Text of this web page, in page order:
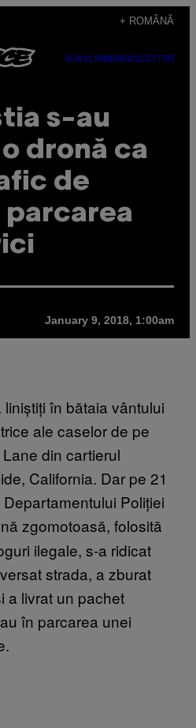
+ ROMÂNĂ
SUBSCRIBENEWSLETTER
s-au
dronă ca
de
January 9, 2018, 1:00am
în bătaia vântului
ale caselor de pe
din cartierul
California. Dar pe 21
Poliției
zgomotoasă, folosită
ilegale, s-a ridicat
strada, a zburat
a livrat un pachet
în parcarea unei